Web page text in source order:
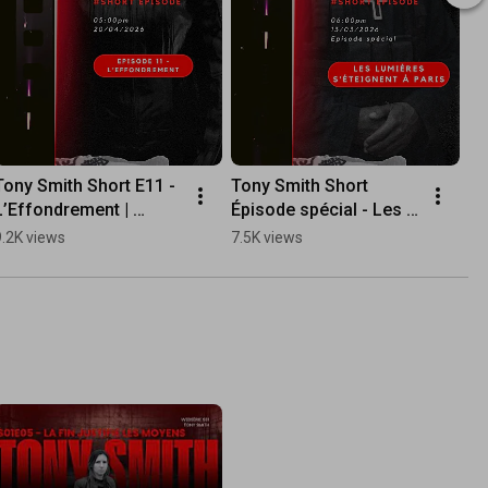
Smith Short E11 -
|
views
Tony Smith Short
Épisode spécial - Les
Lumières s'éteignent à
7.5K views